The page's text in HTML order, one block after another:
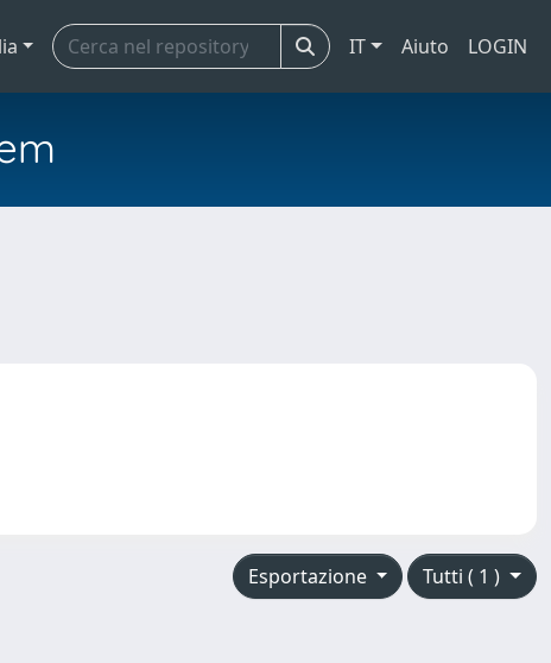
IT Aiuto LOGIN
Tutti ( 1 )
Esportazione